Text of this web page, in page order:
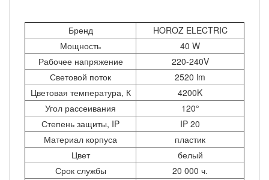
Бренд
HOROZ ELECTRIC
Мощность
40 W
Рабочее напряжение
220-240V
Световой поток
2520 lm
Цветовая температура, К
4200K
Угол рассеивания
120°
Степень защиты, IP
IP 20
Материал корпуса
пластик
Цвет
белый
Срок службы
20 000 ч.